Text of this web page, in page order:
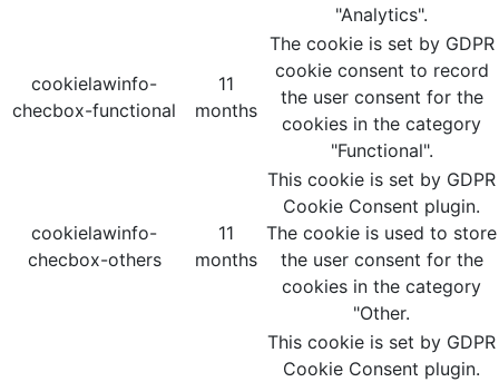
"Analytics".
cookielawinfo-
checbox-functional
11
months
The cookie is set by GDPR
cookie consent to record
the user consent for the
cookies in the category
"Functional".
cookielawinfo-
checbox-others
11
months
This cookie is set by GDPR
Cookie Consent plugin.
The cookie is used to store
the user consent for the
cookies in the category
"Other.
This cookie is set by GDPR
Cookie Consent plugin.